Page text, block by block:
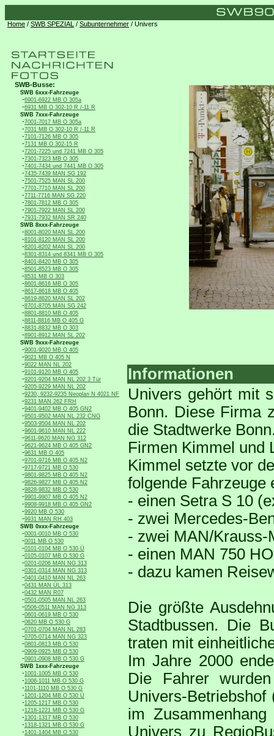
Home / SWB SPEZIAL / Subunternehmer / Univers
SWB-Busse:
SWB 6xxx-Fahrzeuge
-6901-6922 MB O 305a
-6931 MB O 302-10 R /-11 R
SWB 7xxx-Fahrzeuge
-7001-7017 MB O 305a
-7031 MB O 302-10 R /-11 R
-7101-7126 MB O 305
-7131 MB O 302-15 R
-7201-7225 und 7241 MB O 305
-7301-7323 MB O 305
-7401-7434 und 7441 MB O 305
-7435-7439 MAN SG 192
-7501-7525 MAN SL 200
-7701-7710 MAN SL 200
-7711-7716 MAN SG 220
-7801-7812 MB O 305
-7901-7922 MAN SL 200
-7931-7932 MAN SR 240
SWB 8xxx-Fahrzeuge
-8001-8020 MAN SL 200
-8101-8120 MAN SL 200
-8201-8202 MAN SL 200
-8301-8314 und 8341 MB O 305
-8401-8420 MB O 305
-8501-8523 MB O 305
-8531 MB O 303
-8601-8616 MB O 305
-8617-8618 MB O 405
-8619-8620 MAN SL 202
-8701-8705 MAN SG 242
-8801-8810 MB O 405
-8811-8816 MB O 405 G
-8831-8832 MB O 303
-8901-8912 MAN SL 202
SWB 9xxx-Fahrzeuge
-9001-9020 MB O 405
-9021 MB O 405 N
-9022 MAN NL 202
-9101-9120 MB O 405
-9201-9204 MAN NL 202 3 Tür
-9205-9229 MAN NL 202
-9230, 9232-9235 Neoplan N 4021 NF
-9231 MAN 262 FRH
-9401-9402 MB O 405 GN2
-9501-9502 MAN NL 232 CNG
-9503-9504 MAN NL 202
-9601-9610 MAN NL 222
-9611-9620 MAN NG 312
-9621-9624 MB O 405 GN2
-9631 MB O 405
-9701-9716 MB O 405 N2
-9717-9721 MB O 530
-9801-9825 MB O 405 N2
-9826-9827 MB O 405 N2
-9828-9832 MB O 530
-9901-9907 MB O 405 N2
-9908-9918 MB O 405 GN2
-9920 MB O 530
-9931 MAN RH 403
SWB 0xxx-Fahrzeuge
-0001-0010 MB O 530
-0011 MB O 530
-0101-0104 MB O 530 Ü
-0105-0107 MB O 530 G
-0201-0206 MAN NG 313
-0301-0314 MAN NG 313
-0401-0410 MAN NL 263
-0431 MAN ÜL 313
-0432 MAN R07
-0501-0505 MAN NL 263
-0506-0511 MAN NG 313
-0601-0619 MB O 530
-0620 MB O 530 G
-0701-0704 MAN NL 283
-0705-0714 MAN NG 323
-0801-0813 MB O 530
-0909-0925 MB O 530
-0901-0908 MB O 530 G
SWB 1xxx-Fahrzeuge
-1001-1005 MB O 530
-1006-1011 MB O 530 G
-1101-1110 MB O 530 G
-1201-1204 MB O 530 Ü
-1205-1217 MB O 530
-1218-1221 MB O 530 G
-1301-1317 MB O 530
-1318-1321 MB O 530 G
-1401-1404 MB O 530
Informationen
Univers gehört mit
Bonn. Diese Firma
die Stadtwerke
Firmen Kimmel und
Kimmel setzte vor
folgende Fahrzeuge
- einen Setra S 10
- zwei Mercedes-
- zwei MAN/Krauss-
- einen MAN 750
- dazu kamen
Die größte
Stadtbussen. Die
traten mit
Im Jahre 2000
Die Fahrer
Univers-
im
Univers zu